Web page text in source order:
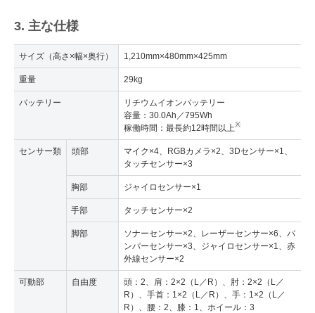
3. 主な仕様
サイズ（高さ×幅×奥行） 1,210mm×480mm×425mm
重量 29kg
バッテリー
リチウムイオンバッテリー
容量：30.0Ah／795Wh
稼働時間：最長約12時間以上※
センサー類 頭部
マイク×4、RGBカメラ×2、3Dセンサー×1、
タッチセンサー×3
胸部 ジャイロセンサー×1
手部 タッチセンサー×2
脚部
ソナーセンサー×2、レーザーセンサー×6、バ
ンパーセンサー×3、ジャイロセンサー×1、赤
外線センサー×2
可動部 自由度
頭：2、肩：2×2（L／R）、肘：2×2（L／
R）、手首：1×2（L／R）、手：1×2（L／
R）、腰：2、膝：1、ホイール：3